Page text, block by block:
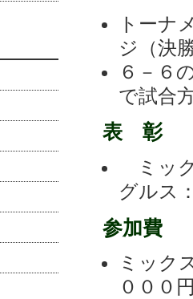
トーナ
ジ（決
６－６
で試合
表 彰
ミッ
グルス
参加費
ミック
０００